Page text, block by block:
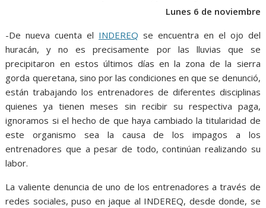
p
p er
m
Lunes 6 de noviembre
-De nueva cuenta el INDEREQ se encuentra en el ojo del
huracán, y no es precisamente por las lluvias que se
precipitaron en estos últimos días en la zona de la sierra
gorda queretana, sino por las condiciones en que se denunció,
están trabajando los entrenadores de diferentes disciplinas
quienes ya tienen meses sin recibir su respectiva paga,
ignoramos si el hecho de que haya cambiado la titularidad de
este organismo sea la causa de los impagos a los
entrenadores que a pesar de todo, continúan realizando su
labor.
La valiente denuncia de uno de los entrenadores a través de
redes sociales, puso en jaque al INDEREQ, desde donde, se